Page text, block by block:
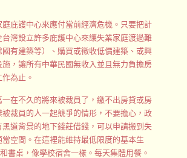
庇護中心來應付當前經濟危機。只要把計
灣設立許多庇護中心來讓失業家庭渡過難
有建築等）、購買或徵收低價建築、或興
，讓所有中華民國無收入並且無力負擔房
為止。
在不久的將來被裁員了，繳不出房貸或房
裁員的人一起競爭的情形，不要擔心，政
道背景的地下錢莊借錢，可以申請搬到失
空間。在這裡能維持最低限度的基本生
書桌，像學校宿舍一樣。每天集體用餐。